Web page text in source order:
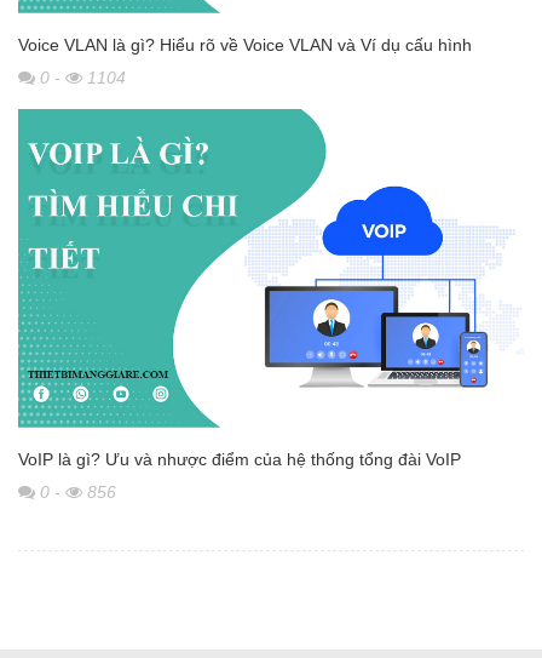
Voice VLAN là gì? Hiểu rõ về Voice VLAN và Ví dụ cấu hình
0 - 1104
VoIP là gì? Ưu và nhược điểm của hệ thống tổng đài VoIP
0 - 856